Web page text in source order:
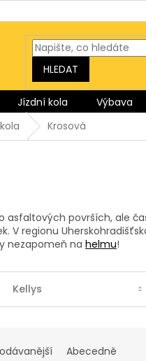
HLEDAT
Jízdní kola Výbava
Krosová
asfaltových površích, ale
V regionu
nezapomeň na helmu!
Kellys
Abecedně